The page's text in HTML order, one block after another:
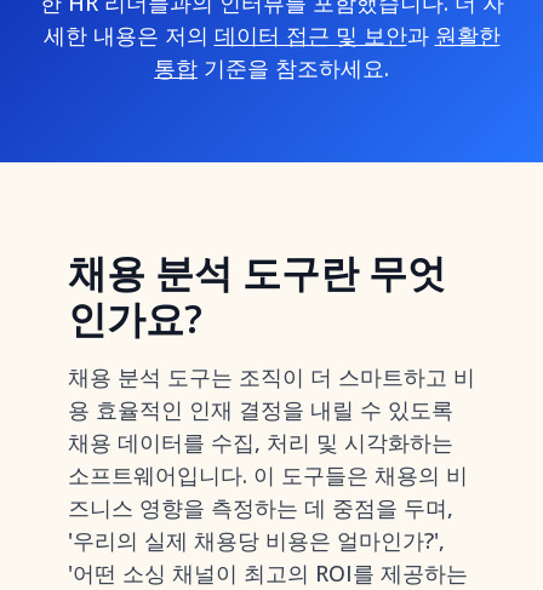
세한 내용은 저의 데이터 접근 및 보안과 원활한
통합 기준을 참조하세요.
채용 분석 도구란 무엇
인가요?
채용 분석 도구는 조직이 더 스마트하고 비
용 효율적인 인재 결정을 내릴 수 있도록
채용 데이터를 수집, 처리 및 시각화하는
소프트웨어입니다. 이 도구들은 채용의 비
즈니스 영향을 측정하는 데 중점을 두며,
'우리의 실제 채용당 비용은 얼마인가?',
'어떤 소싱 채널이 최고의 ROI를 제공하는